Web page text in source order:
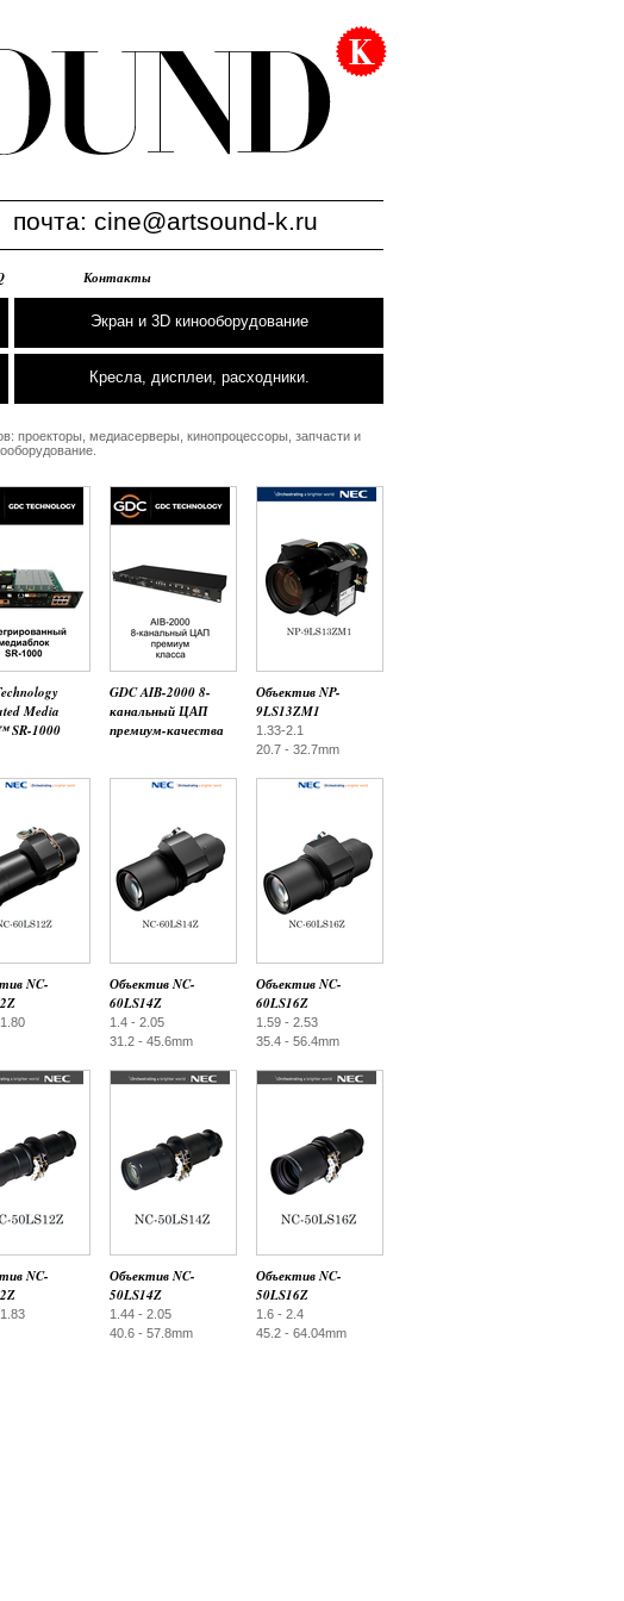
почта: cine@artsound-k.ru
Контакты
Экран и 3D кинооборудование
Кресла, дисплеи, расходники.
проекторы, медиасерверы, кинопроцессоры, запчасти и
Media
SR-1000
GDC AIB-2000 8-
канальный ЦАП
премиум-качества
Объектив NP-
9LS13ZM1
1.33-2.1
20.7 - 32.7mm
NC-
Объектив NC-
60LS14Z
1.4 - 2.05
31.2 - 45.6mm
Объектив NC-
60LS16Z
1.59 - 2.53
35.4 - 56.4mm
NC-
Объектив NC-
50LS14Z
1.44 - 2.05
40.6 - 57.8mm
Объектив NC-
50LS16Z
1.6 - 2.4
45.2 - 64.04mm